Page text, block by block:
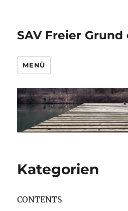
SAV Freier Grund
MENÜ
Kategorien
CONTENTS